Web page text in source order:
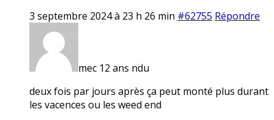
3 septembre 2024 à 23 h 26 min #62755 Répondre
mec 12 ans ndu
deux fois par jours après ça peut monté plus durant
les vacences ou les weed end